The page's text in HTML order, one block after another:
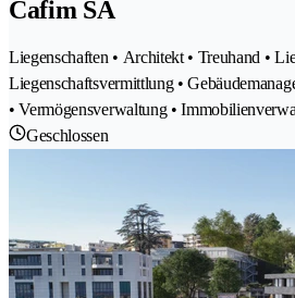
Cafim SA
Liegenschaften • Architekt • Treuhand •
Liegenschaftsvermittlung •
• Vermögensverwaltung •
Geschlossen